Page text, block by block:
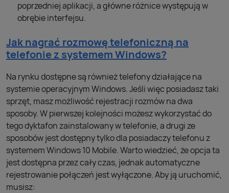
poprzedniej aplikacji, a główne różnice występują w
obrębie interfejsu.
Jak nagrać rozmowę telefoniczną na
telefonie z systemem Windows?
Na rynku dostępne są również telefony działające na
systemie operacyjnym Windows. Jeśli więc posiadasz taki
sprzęt, masz możliwość rejestracji rozmów na dwa
sposoby. W pierwszej kolejności możesz wykorzystać do
tego dyktafon zainstalowany w telefonie, a drugi ze
sposobów jest dostępny tylko dla posiadaczy telefonu z
systemem Windows 10 Mobile. Warto wiedzieć, że opcja ta
jest dostępna przez cały czas, jednak automatyczne
rejestrowanie połączeń jest wyłączone. Aby ją uruchomić,
musisz: